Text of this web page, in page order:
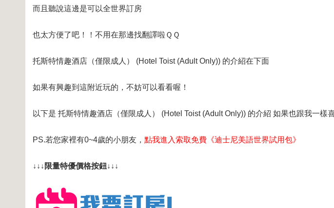
而且聽說這邊是可以全世界訂房
也太方便了吧！！不用在那邊找翻譯啦ＱＱ
托斯特情趣酒店（僅限成人） (Hotel Toist (Adult Only)) 的介紹在下面
如果有興趣到這附近玩的，不妨可以看看喔！
以下是 托斯特情趣酒店（僅限成人） (Hotel Toist (Adult Only)) 的介紹 如果也跟我一樣
PS.若您家裡有0~4歲的小朋友， 點我進入索取免費《迪士尼美語世界試用包》
↓↓↓限量特優價格按鈕↓↓↓